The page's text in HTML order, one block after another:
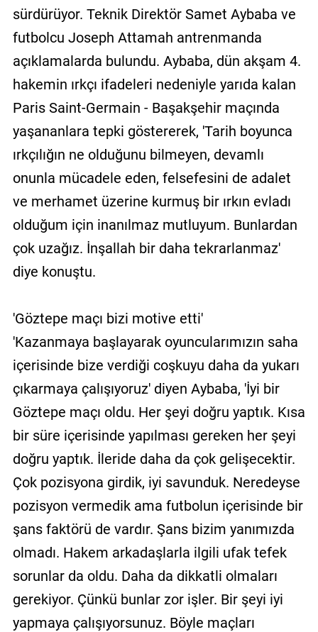
sürdürüyor. Teknik Direktör Samet Aybaba ve
futbolcu Joseph Attamah antrenmanda
açıklamalarda bulundu. Aybaba, dün akşam 4.
hakemin ırkçı ifadeleri nedeniyle yarıda kalan
Paris Saint-Germain - Başakşehir maçında
yaşananlara tepki göstererek, 'Tarih boyunca
ırkçılığın ne olduğunu bilmeyen, devamlı
onunla mücadele eden, felsefesini de adalet
ve merhamet üzerine kurmuş bir ırkın evladı
olduğum için inanılmaz mutluyum. Bunlardan
çok uzağız. İnşallah bir daha tekrarlanmaz'
diye konuştu.
'Göztepe maçı bizi motive etti'
'Kazanmaya başlayarak oyuncularımızın saha
içerisinde bize verdiği coşkuyu daha da yukarı
çıkarmaya çalışıyoruz' diyen Aybaba, 'İyi bir
Göztepe maçı oldu. Her şeyi doğru yaptık. Kısa
bir süre içerisinde yapılması gereken her şeyi
doğru yaptık. İleride daha da çok gelişecektir.
Çok pozisyona girdik, iyi savunduk. Neredeyse
pozisyon vermedik ama futbolun içerisinde bir
şans faktörü de vardır. Şans bizim yanımızda
olmadı. Hakem arkadaşlarla ilgili ufak tefek
sorunlar da oldu. Daha da dikkatli olmaları
gerekiyor. Çünkü bunlar zor işler. Bir şeyi iyi
yapmaya çalışıyorsunuz. Böyle maçları